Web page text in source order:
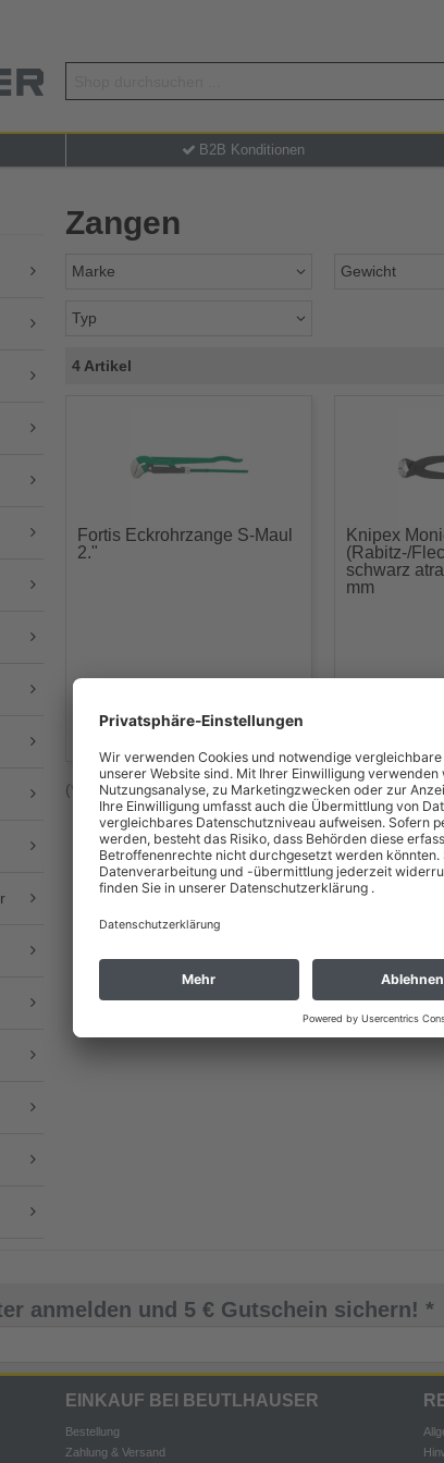
B2B Konditionen
Zangen
Marke Gewicht
Typ
4 Artikel
Fortis Eckrohrzange S-Maul
2."
Knipex
(Rabitz-/
schwarz
mm
(*) Zahlungsmöglichkeiten und Versandbedingungen
anmelden und 5 € Gutschein sichern! *
EINKAUF BEI BEUTLHAUSER
Bestellung
Zahlung & Versand